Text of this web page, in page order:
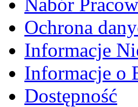
Ochrona
Informacje
Informacje o
Dostępność